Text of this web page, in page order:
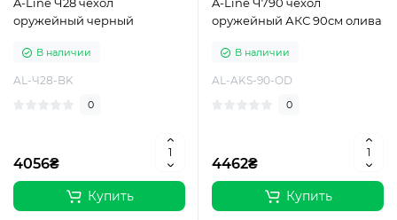
оружейный черный
В наличии
AL-Ч28-BK
0
4056₴
Купить
оружейный АКС 90см олива
В наличии
AL-AKS-90-OD
0
4462₴
Купить